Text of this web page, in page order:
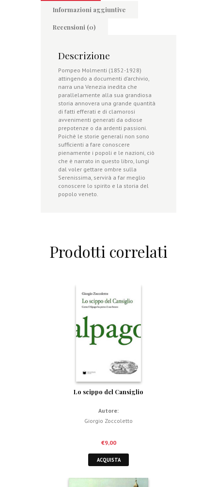
Informazioni aggiuntive
Recensioni (0)
Descrizione
Pompeo Molmenti (1852-1928)
attingendo a documenti d’archivio,
narra una Venezia inedita che
parallelamente alla sua grandiosa
storia annovera una grande quantità
di fatti efferati e di clamorosi
avvenimenti generati da odiose
prepotenze o da ardenti passioni.
Poichè le storie generali non sono
sufficienti a fare conoscere
pienamente i popoli e le nazioni, ciò
che è narrato in questo libro, lungi
dal voler gettare ombre sulla
Serenissima, servirà a far meglio
conoscere lo spirito e la storia del
popolo veneto.
Prodotti correlati
Lo scippo del Cansiglio
Autore:
Giorgio Zoccoletto
€9,00
ACQUISTA